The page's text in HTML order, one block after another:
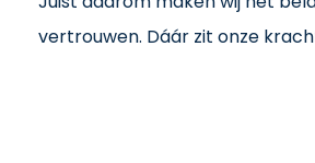
vertrouwen. Dáár zit onze